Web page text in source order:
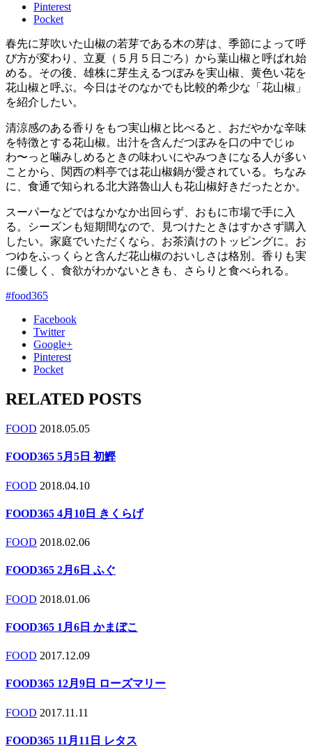
Pinterest
Pocket
春先に芽吹いた山椒の若芽である木の芽は、季節によって呼
び方が変わり、立夏（５月５日ごろ）から葉山椒と呼ばれ始
める。その後、雄株に芽生えるつぼみを実山椒、黄色い花を
花山椒と呼ぶ。今日はそのなかでも比較的希少な「花山椒」
を紹介したい。
清涼感のある香りをもつ実山椒と比べると、おだやかな辛味
を特徴とする花山椒。出汁を含んだつぼみを口の中でじゅ
わ〜っと噛みしめるときの味わいにやみつきになる人が多い
ことから、関西の料亭では花山椒鍋が愛されている。ちなみ
に、食通で知られる北大路魯山人も花山椒好きだったとか。
スーパーなどではなかなか出回らず、おもに市場で手に入
る。シーズンも短期間なので、見つけたときはすかさず購入
したい。家庭でいただくなら、お茶漬けのトッピングに。お
つゆをふっくらと含んだ花山椒のおいしさは格別。香りも実
に優しく、食欲がわかないときも、さらりと食べられる。
#food365
Facebook
Twitter
Google+
Pinterest
Pocket
RELATED POSTS
FOOD 2018.05.05
FOOD365 5月5日 初鰹
FOOD 2018.04.10
FOOD365 4月10日 きくらげ
FOOD 2018.02.06
FOOD365 2月6日 ふぐ
FOOD 2018.01.06
FOOD365 1月6日 かまぼこ
FOOD 2017.12.09
FOOD365 12月9日 ローズマリー
FOOD 2017.11.11
FOOD365 11月11日 レタス